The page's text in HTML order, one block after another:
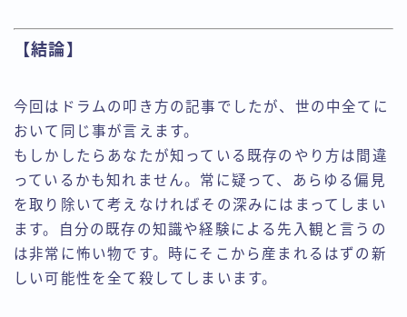
【結論】
今回はドラムの叩き方の記事でしたが、世の中全てに
おいて同じ事が言えます。
もしかしたらあなたが知っている既存のやり方は間違
っているかも知れません。常に疑って、あらゆる偏見
を取り除いて考えなければその深みにはまってしまい
ます。自分の既存の知識や経験による先入観と言うの
は非常に怖い物です。時にそこから産まれるはずの新
しい可能性を全て殺してしまいます。